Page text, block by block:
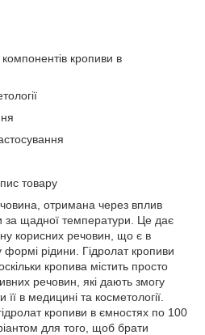
компонентів кропиви в
товару
отримана через вплив
щадної температури. Це дає
корисних речовин, що є в
формі рідини. Гідролат кропиви
кропива містить просто
речовин, які дають змогу
в медицині та косметології.
кропиви в ємностях по 100
для того, щоб брати